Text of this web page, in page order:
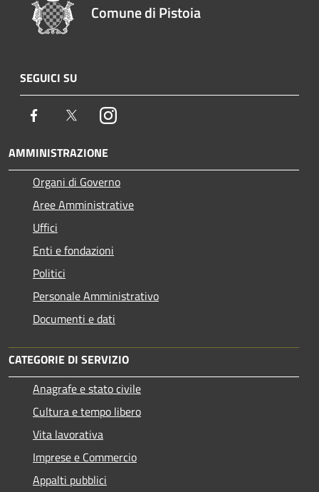
Comune di Pistoia
SEGUICI SU
Facebook TwitterInstagram
AMMINISTRAZIONE
Organi di Governo
Aree Amministrative
Uffici
Enti e fondazioni
Politici
Personale Amministrativo
Documenti e dati
CATEGORIE DI SERVIZIO
Anagrafe e stato civile
Cultura e tempo libero
Vita lavorativa
Imprese e Commercio
Appalti pubblici